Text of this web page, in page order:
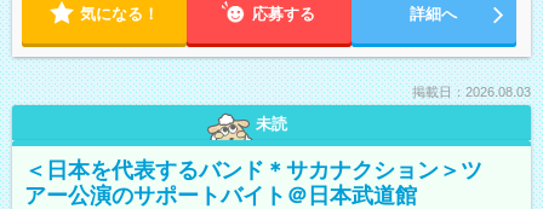
気になる！ 応募する 詳細へ
掲載日：2026.08.03
未読
＜日本を代表するバンド＊サカナクション＞ツ
アー公演のサポートバイト＠日本武道館